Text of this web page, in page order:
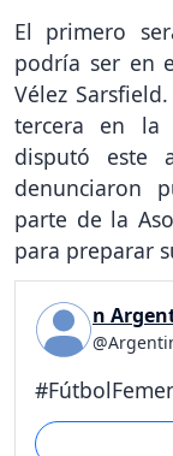
El primero
podría ser en
Vélez
tercera en la
disputó este
denunciaron
parte de la
para preparar
n